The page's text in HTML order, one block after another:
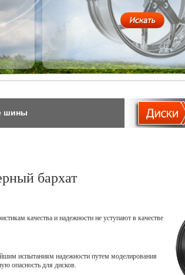
шины
бархат
качества и надежности не уступают в качестве
испытаниям надежности путем моделирования
опасность для дисков.